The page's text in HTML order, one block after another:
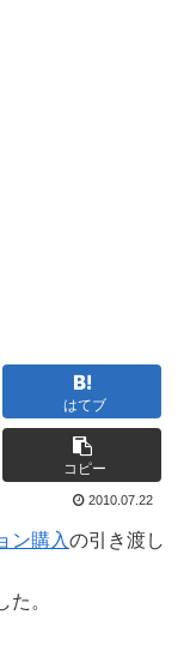
はてブ
コピー
2010.07.22
ン購入の引き渡し
。